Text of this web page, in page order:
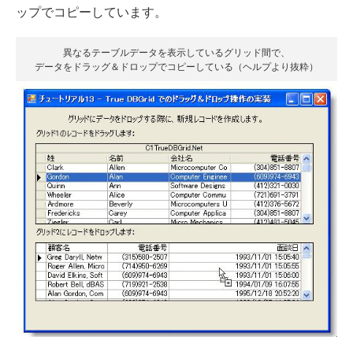
ップでコピーしています。
異なるテーブルデータを表示しているグリッド間で、
データをドラッグ＆ドロップでコピーしている（ヘルプより抜粋）